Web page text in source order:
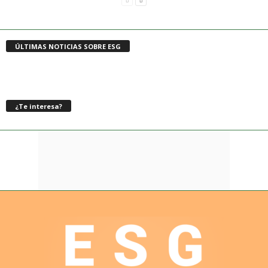
ÚLTIMAS NOTICIAS SOBRE ESG
¿Te interesa?